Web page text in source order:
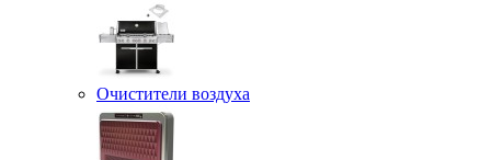
Очистители воздуха